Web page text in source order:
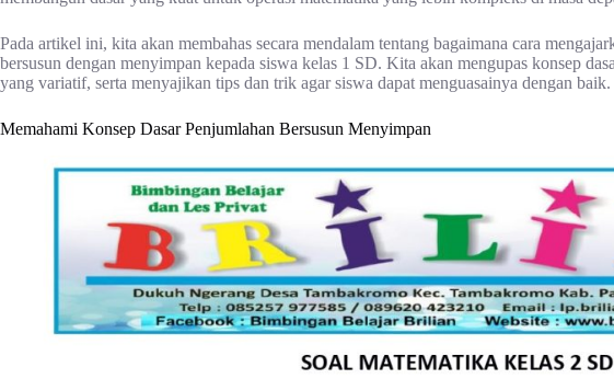
Pada artikel ini, kita akan membahas secara mendalam tentang bagaimana cara
bersusun dengan menyimpan kepada siswa kelas 1 SD. Kita akan mengupas konsep
yang variatif, serta menyajikan tips dan trik agar siswa dapat menguasainya dengan baik.
Memahami Konsep Dasar Penjumlahan Bersusun Menyimpan